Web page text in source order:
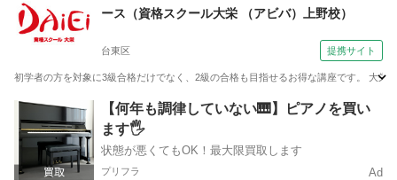
ース（資格スクール大栄 （アビバ）上野校）
台東区 提携サイト
初学者の方を対象に3級合格だけでなく、2級の合格も目指せるお得な講座です。 大
東京 台東区 簿記
【何年も調律していない🎹】ピアノを買い
ます🖐️
状態が悪くてもOK！最大限買取します
プリフラ Ad